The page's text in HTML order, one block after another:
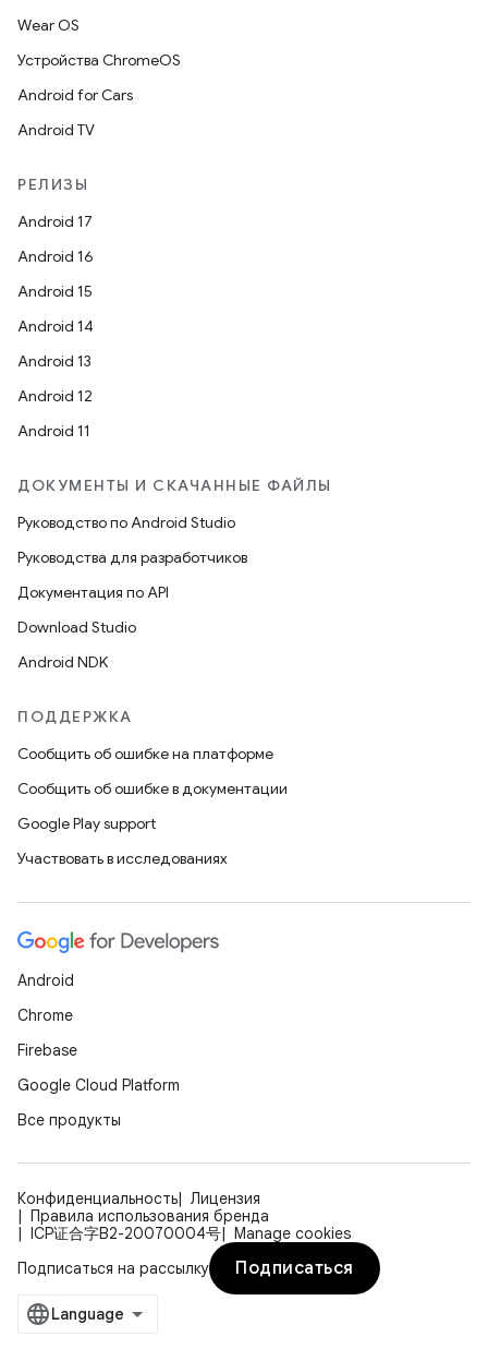
Wear OS
Устройства ChromeOS
Android for Cars
Android TV
РЕЛИЗЫ
Android 17
Android 16
Android 15
Android 14
Android 13
Android 12
Android 11
ДОКУМЕНТЫ И СКАЧАННЫЕ ФАЙЛЫ
Руководство по Android Studio
Руководства для разработчиков
Документация по API
Download Studio
Android NDK
ПОДДЕРЖКА
Сообщить об ошибке на платформе
Сообщить об ошибке в документации
Google Play support
Участвовать в исследованиях
Android
Chrome
Firebase
Google Cloud Platform
Все продукты
Конфиденциальность
Лицензия
Правила использования бренда
ICP证合字B2-20070004号
Manage cookies
Подписаться на рассылку
Подписаться